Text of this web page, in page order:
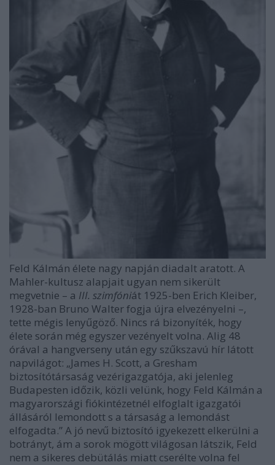
Feld Kálmán élete nagy napján diadalt aratott. A
Mahler-kultusz alapjait ugyan nem sikerült
megvetnie – a III. szimfóniát 1925-ben Erich Kleiber,
1928-ban Bruno Walter fogja újra elvezényelni –,
tette mégis lenyűgöző. Nincs rá bizonyíték, hogy
élete során még egyszer vezényelt volna. Alig 48
órával a hangverseny után egy szűkszavú hír látott
napvilágot: „James H. Scott, a Gresham
biztosítótársaság vezérigazgatója, aki jelenleg
Budapesten időzik, közli velünk, hogy Feld Kálmán a
magyarországi fiókintézetnél elfoglalt igazgatói
állásáról lemondott s a társaság a lemondást
elfogadta.” A jó nevű biztosító igyekezett elkerülni a
botrányt, ám a sorok mögött világosan látszik, Feld
nem a sikeres debütálás miatt cserélte volna fel